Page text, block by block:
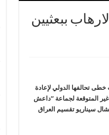
ببعثيين
تحالفها الدولي لإعادة
المتوقعة لجماعة “داعش
سيناريو تقسيم العراق